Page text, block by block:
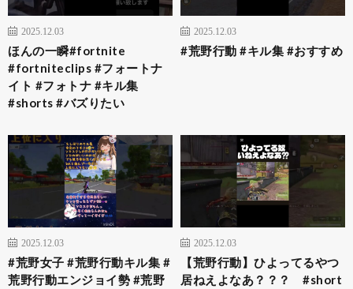
2025.12.03
ほんの一瞬#fortnite
#fortniteclips #フォートナ
イト #フォトナ #キル集
#shorts #バズりたい
2025.12.03
#荒野行動 #キル集 #おすすめ
2025.12.03
#荒野女子 #荒野行動キル集 #
荒野行動エンジョイ勢 #荒野
2025.12.03
【荒野行動】ひよってるやつ
居ねえよなあ？？？ #short